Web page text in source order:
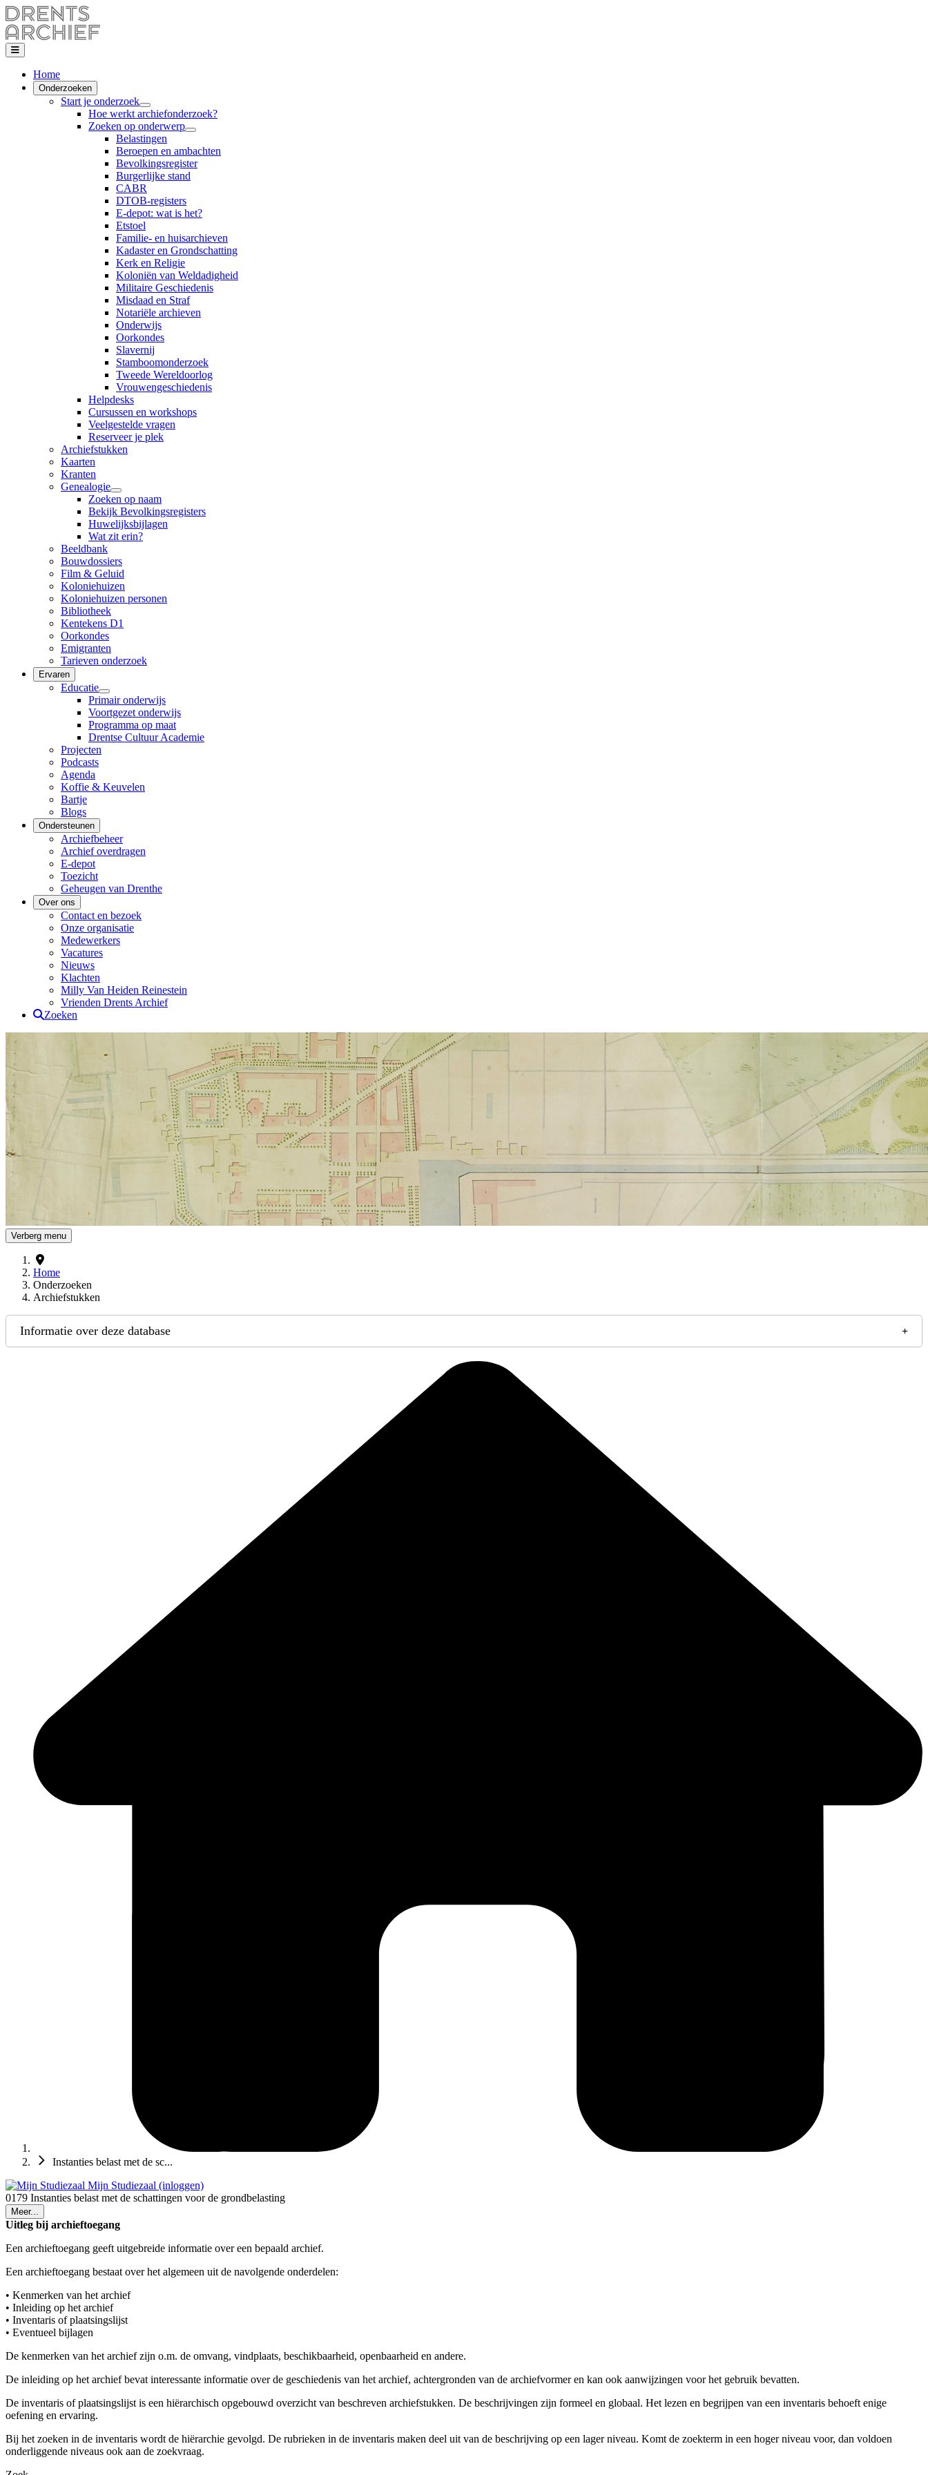
Home
Onderzoeken
Start je onderzoek
Hoe werkt archiefonderzoek?
Zoeken op onderwerp
Belastingen
Beroepen en ambachten
Bevolkingsregister
Burgerlijke stand
CABR
DTOB-registers
E-depot: wat is het?
Etstoel
Familie- en huisarchieven
Kadaster en Grondschatting
Kerk en Religie
Koloniën van Weldadigheid
Militaire Geschiedenis
Misdaad en Straf
Notariële archieven
Onderwijs
Oorkondes
Slavernij
Stamboomonderzoek
Tweede Wereldoorlog
Vrouwengeschiedenis
Helpdesks
Cursussen en workshops
Veelgestelde vragen
Reserveer je plek
Archiefstukken
Kaarten
Kranten
Genealogie
Zoeken op naam
Bekijk Bevolkingsregisters
Huwelijksbijlagen
Wat zit erin?
Beeldbank
Bouwdossiers
Film & Geluid
Koloniehuizen
Koloniehuizen personen
Bibliotheek
Kentekens D1
Oorkondes
Emigranten
Tarieven onderzoek
Ervaren
Educatie
Primair onderwijs
Voortgezet onderwijs
Programma op maat
Drentse Cultuur Academie
Projecten
Podcasts
Agenda
Koffie & Keuvelen
Bartje
Blogs
Ondersteunen
Archiefbeheer
Archief overdragen
E-depot
Toezicht
Geheugen van Drenthe
Over ons
Contact en bezoek
Onze organisatie
Medewerkers
Vacatures
Nieuws
Klachten
Milly Van Heiden Reinestein
Vrienden Drents Archief
Zoeken
Drents Archief
Verberg menu
Home
Onderzoeken
Archiefstukken
Informatie over deze database
Instanties belast met de sc...
Mijn Studiezaal (inloggen)
0179 Instanties belast met de schattingen voor de grondbelasting
Meer...
Uitleg bij archieftoegang
Een archieftoegang geeft uitgebreide informatie over een bepaald archief.
Een archieftoegang bestaat over het algemeen uit de navolgende onderdelen:
• Kenmerken van het archief
• Inleiding op het archief
• Inventaris of plaatsingslijst
• Eventueel bijlagen
De kenmerken van het archief zijn o.m. de omvang, vindplaats, beschikbaarheid, openbaarheid en andere.
De inleiding op het archief bevat interessante informatie over de geschiedenis van het archief, achtergronden van de archiefvormer en kan ook aanwijzingen voor het gebruik bevatten.
De inventaris of plaatsingslijst is een hiërarchisch opgebouwd overzicht van beschreven archiefstukken. De beschrijvingen zijn formeel en globaal. Het lezen en begrijpen van een inventaris behoeft enige
oefening en ervaring.
Bij het zoeken in de inventaris wordt de hiërarchie gevolgd. De rubrieken in de inventaris maken deel uit van de beschrijving op een lager niveau. Komt de zoekterm in een hoger niveau voor, dan voldoen
onderliggende niveaus ook aan de zoekvraag.